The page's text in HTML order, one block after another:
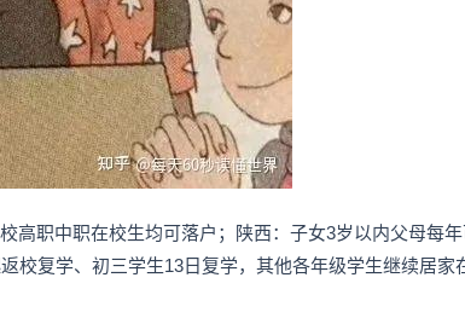
高职中职在校生均可落户；陕西：子女3岁以内父母每
校复学、初三学生13日复学，其他各年级学生继续居